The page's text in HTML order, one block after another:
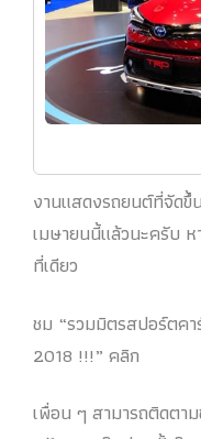
งานแสดงรถยนต์ที่จัด
เมษายนนี้แล้วนะครับ
ที่เดียว
ชม “รวมมิตรสปอร์ตค
2018 !!!” คลิก
เพื่อน ๆ สามารถติดตา